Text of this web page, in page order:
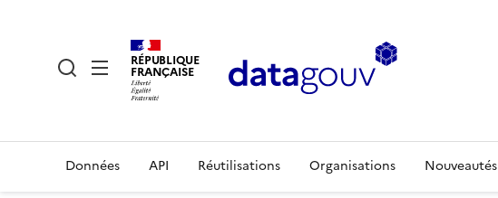
RÉPUBLIQUE
FRANÇAISE
Données API Réutilisations Organisations Nouveautés